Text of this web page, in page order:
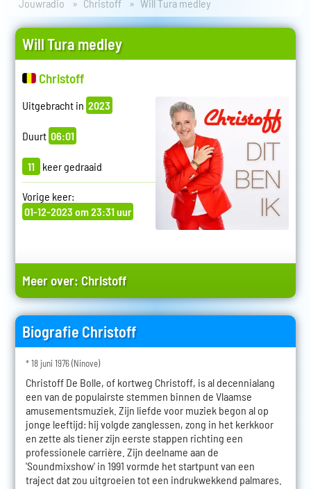
Jouwradio Christoff Will Tura medley
Will Tura medley
Christoff
Uitgebracht in 2023
Duurt 06:01
11 keer gedraaid
Vorige keer:
01-12-2023 om 23:31 uur
Meer over: Christoff
Biografie Christoff
* 18 juni 1976 (Ninove)
Christoff De Bolle, of kortweg Christoff, is al decennialang
een van de populairste stemmen binnen de Vlaamse
amusementsmuziek. Zijn liefde voor muziek begon al op
jonge leeftijd: hij volgde zanglessen, zong in het kerkkoor
en zette als tiener zijn eerste stappen richting een
professionele carrière. Zijn deelname aan de
'Soundmixshow' in 1991 vormde het startpunt van een
traject dat zou uitgroeien tot een indrukwekkend palmares.